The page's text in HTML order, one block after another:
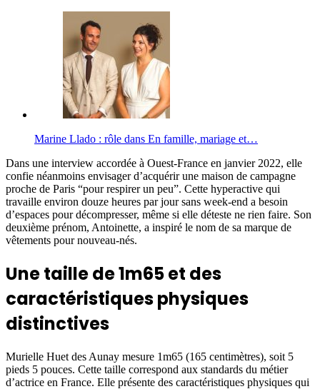
Marine Llado : rôle dans En famille, mariage et…
Dans une interview accordée à Ouest-France en janvier 2022, elle
confie néanmoins envisager d’acquérir une maison de campagne
proche de Paris “pour respirer un peu”. Cette hyperactive qui
travaille environ douze heures par jour sans week-end a besoin
d’espaces pour décompresser, même si elle déteste ne rien faire. Son
deuxième prénom, Antoinette, a inspiré le nom de sa marque de
vêtements pour nouveau-nés.
Une taille de 1m65 et des
caractéristiques physiques
distinctives
Murielle Huet des Aunay mesure 1m65 (165 centimètres), soit 5
pieds 5 pouces. Cette taille correspond aux standards du métier
d’actrice en France. Elle présente des caractéristiques physiques qui